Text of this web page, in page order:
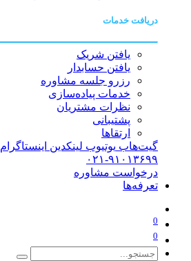
دریافت خدمات
یافتن شریک
یافتن حسابدار
رزرو جلسه مشاوره
خدمات پیاده‌سازی
نظرات مشتریان
پشتیبانی
ارتقاها
گیت‌هاب یوتیوب لینکدین اینستاگرام
۰۲۱-۹۱۰۱۳۶۹۹
درخواست مشاوره
تعرفه‌ها
0
0